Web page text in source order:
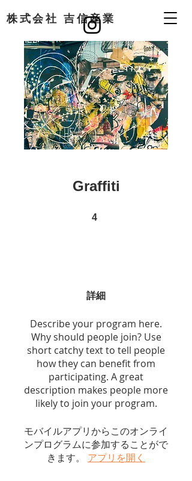
​株式会社 吉信産業
Graffiti
4
詳細
Describe your program here.
Why should people join? Use
short catchy text to tell people
how they can benefit from
participating. A great
description makes people more
likely to join your program.
モバイルアプリからこのオンライ
ンプログラムに参加することがで
きます。
アプリを開く